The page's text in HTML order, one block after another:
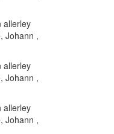
allerley
Johann ,
allerley
Johann ,
allerley
Johann ,